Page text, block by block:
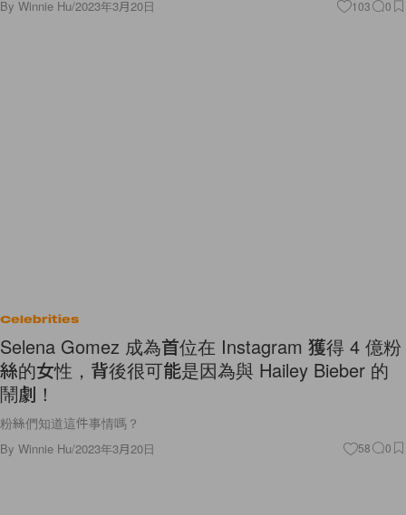
By Winnie Hu/2023年3月20日 103 0
Celebrities
Selena Gomez 成為首位在 Instagram 獲得 4 億粉
絲的女性，背後很可能是因為與 Hailey Bieber 的
鬧劇！
粉絲們知道這件事情嗎？
By Winnie Hu/2023年3月20日 58 0